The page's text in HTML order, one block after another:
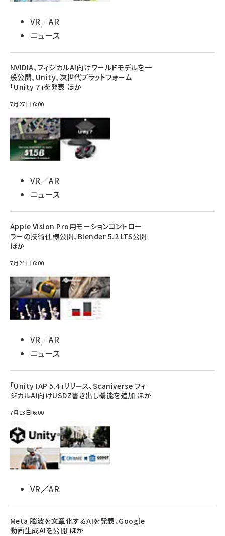
VR／AR
ニュース
NVIDIA、フィジカルAI向けワールドモデルを一
般公開、Unity、次世代プラットフォーム
「Unity 7」を発表 ほか
7月27日 6:00
VR／AR
ニュース
Apple Vision Pro用モーションコントロー
ラーの技術仕様公開、Blender 5.2 LTS公開
ほか
7月21日 6:00
VR／AR
ニュース
「Unity IAP 5.4」リリース、Scaniverse フィ
ジカルAI向けUSDZ書き出し機能を追加 ほか
7月13日 6:00
VR／AR
Meta 脳波を文章化するAIを発表、Google
動画生成AIを公開 ほか